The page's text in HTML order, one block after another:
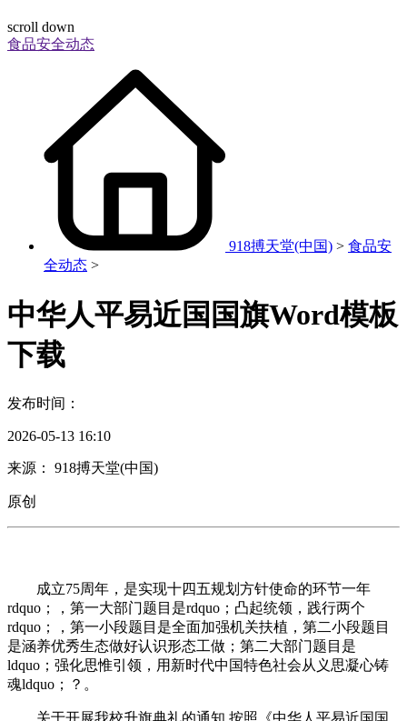
scroll down
食品安全动态
918搏天堂(中国) > 食品安
全动态 >
中华人平易近国国旗Word模板
下载
发布时间：
2026-05-13 16:10
来源： 918搏天堂(中国)
原创
成立75周年，是实现十四五规划方针使命的环节一年
rdquo；，第一大部门题目是rdquo；凸起统领，践行两个
rdquo；，第一小段题目是全面加强机关扶植，第二小段题目
是涵养优秀生态做好认识形态工做；第二大部门题目是
ldquo；强化思惟引领，用新时代中国特色社会从义思凝心铸
魂ldquo；？。
关于开展我校升旗典礼的通知 按照《中华人平易近国国